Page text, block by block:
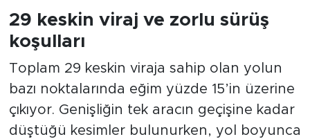
29 keskin viraj ve zorlu sürüş
koşulları
Toplam 29 keskin viraja sahip olan yolun
bazı noktalarında eğim yüzde 15’in üzerine
çıkıyor. Genişliğin tek aracın geçişine kadar
düştüğü kesimler bulunurken, yol boyunca